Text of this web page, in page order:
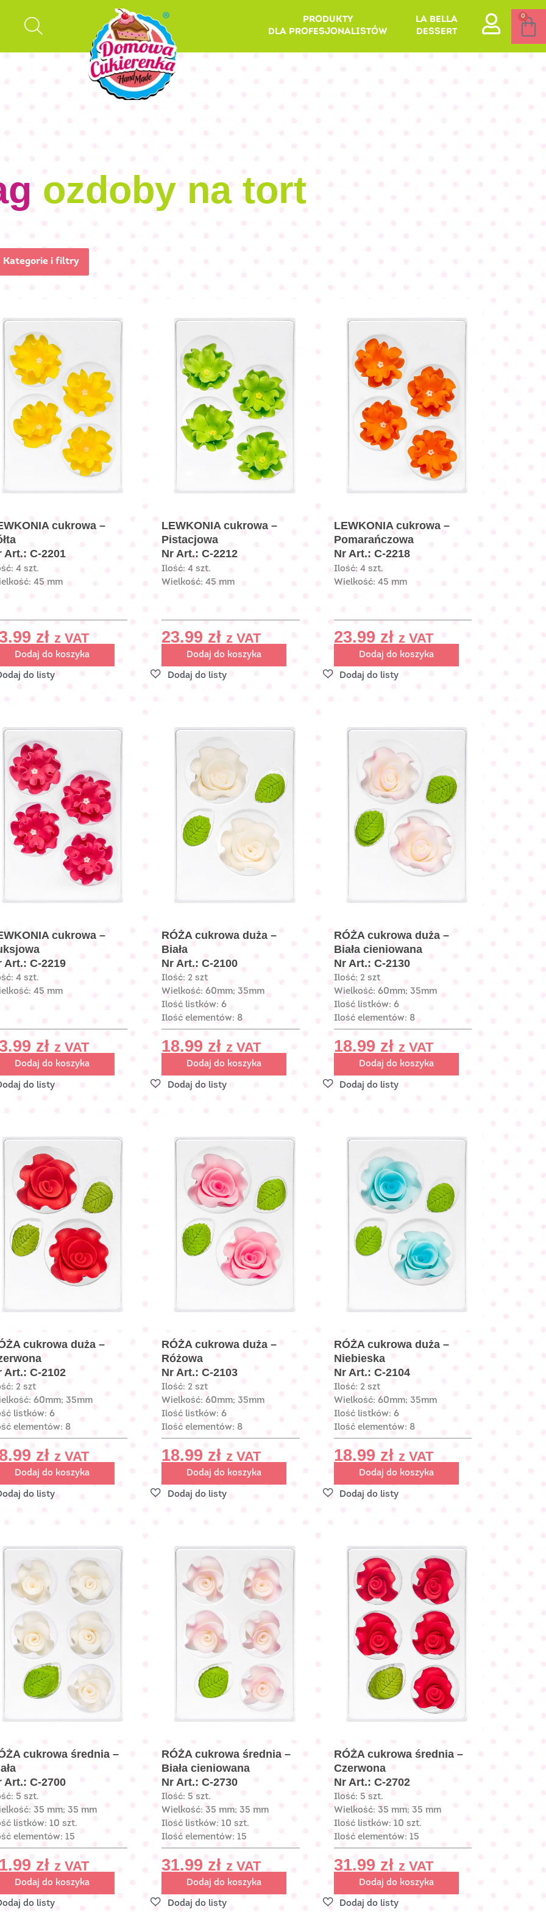
PRODUKTY
DLA PROFESJONALISTÓW
LA BELLA
DESSERT
0
ozdoby na tort
Kategorie i filtry
cukrowa –
Art.: C-2201
4 szt.
45 mm
zł z VAT
Dodaj do koszyka
LEWKONIA cukrowa –
Pistacjowa
Nr Art.: C-2212
Ilość: 4 szt.
Wielkość: 45 mm
23.99 zł z VAT
Dodaj do koszyka
LEWKONIA cukrowa –
Pomarańczowa
Nr Art.: C-2218
Ilość: 4 szt.
Wielkość: 45 mm
23.99 zł z VAT
Dodaj do koszyka
cukrowa –
Art.: C-2219
4 szt.
45 mm
zł z VAT
Dodaj do koszyka
RÓŻA cukrowa duża –
Biała
Nr Art.: C-2100
Ilość: 2 szt
Wielkość: 60mm; 35mm
Ilość listków: 6
Ilość elementów: 8
18.99 zł z VAT
Dodaj do koszyka
RÓŻA cukrowa duża –
Biała cieniowana
Nr Art.: C-2130
Ilość: 2 szt
Wielkość: 60mm; 35mm
Ilość listków: 6
Ilość elementów: 8
18.99 zł z VAT
Dodaj do koszyka
cukrowa duża –
Art.: C-2102
2 szt
60mm; 35mm
listków: 6
elementów: 8
zł z VAT
Dodaj do koszyka
RÓŻA cukrowa duża –
Różowa
Nr Art.: C-2103
Ilość: 2 szt
Wielkość: 60mm; 35mm
Ilość listków: 6
Ilość elementów: 8
18.99 zł z VAT
Dodaj do koszyka
RÓŻA cukrowa duża –
Niebieska
Nr Art.: C-2104
Ilość: 2 szt
Wielkość: 60mm; 35mm
Ilość listków: 6
Ilość elementów: 8
18.99 zł z VAT
Dodaj do koszyka
cukrowa średnia –
Art.: C-2700
5 szt.
35 mm; 35 mm
listków: 10 szt.
elementów: 15
zł z VAT
Dodaj do koszyka
RÓŻA cukrowa średnia –
Biała cieniowana
Nr Art.: C-2730
Ilość: 5 szt.
Wielkość: 35 mm; 35 mm
Ilość listków: 10 szt.
Ilość elementów: 15
31.99 zł z VAT
Dodaj do koszyka
RÓŻA cukrowa średnia –
Czerwona
Nr Art.: C-2702
Ilość: 5 szt.
Wielkość: 35 mm; 35 mm
Ilość listków: 10 szt.
Ilość elementów: 15
31.99 zł z VAT
Dodaj do koszyka